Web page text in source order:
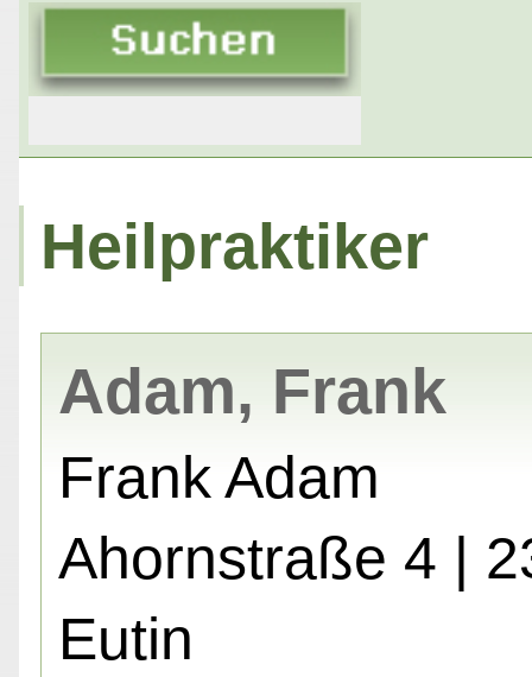
Heilpraktiker
Adam, Frank
Frank Adam
Ahornstraße 4 |
Eutin